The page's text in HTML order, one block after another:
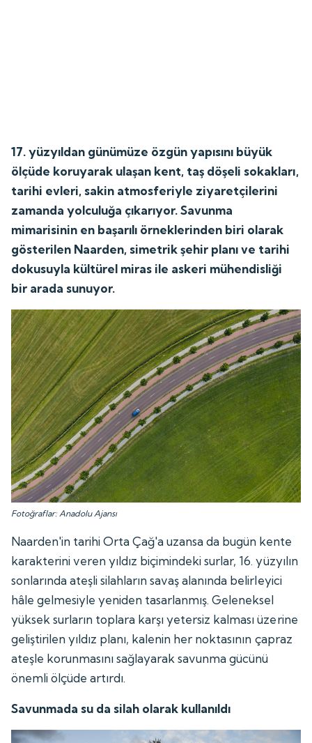
17. yüzyıldan günümüze özgün yapısını büyük
ölçüde koruyarak ulaşan kent, taş döşeli sokakları,
tarihi evleri, sakin atmosferiyle ziyaretçilerini
zamanda yolculuğa çıkarıyor. Savunma
mimarisinin en başarılı örneklerinden biri olarak
gösterilen Naarden, simetrik şehir planı ve tarihi
dokusuyla kültürel miras ile askeri mühendisliği
bir arada sunuyor.
Fotoğraflar: Anadolu Ajansı
Naarden'in tarihi Orta Çağ'a uzansa da bugün kente
karakterini veren yıldız biçimindeki surlar, 16. yüzyılın
sonlarında ateşli silahların savaş alanında belirleyici
hâle gelmesiyle yeniden tasarlanmış. Geleneksel
yüksek surların toplara karşı yetersiz kalması üzerine
geliştirilen yıldız planı, kalenin her noktasının çapraz
ateşle korunmasını sağlayarak savunma gücünü
önemli ölçüde artırdı.
Savunmada su da silah olarak kullanıldı